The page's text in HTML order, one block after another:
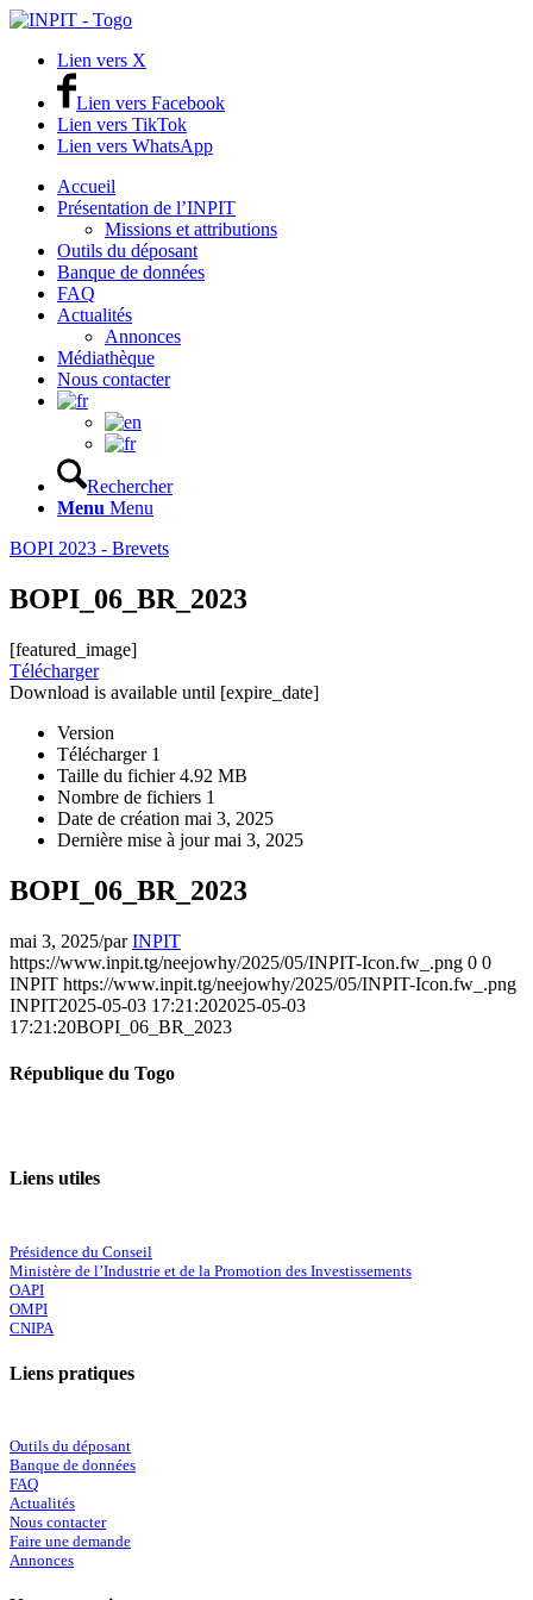
Lien vers X
Lien vers Facebook
Lien vers TikTok
Lien vers WhatsApp
Accueil
Présentation de l’INPIT
Missions et attributions
Outils du déposant
Banque de données
FAQ
Actualités
Annonces
Médiathèque
Nous contacter
Rechercher
Menu Menu
BOPI 2023 - Brevets
BOPI_06_BR_2023
[featured_image]
Télécharger
Download is available until [expire_date]
Version
Télécharger 1
Taille du fichier4.92 MB
Nombre de fichiers 1
Date de création mai 3, 2025
Dernière mise à jourmai 3, 2025
BOPI_06_BR_2023
mai 3, 2025/parINPIT
https://www.inpit.tg/neejowhy/2025/05/INPIT-Icon.fw_.png 0 0
INPIT https://www.inpit.tg/neejowhy/2025/05/INPIT-Icon.fw_.png
INPIT2025-05-03 17:21:202025-05-03
17:21:20BOPI_06_BR_2023
République du Togo
Liens utiles
Présidence du Conseil
Ministère de l’Industrie et de la Promotion des Investissements
OAPI
OMPI
CNIPA
Liens pratiques
Outils du déposant
Banque de données
FAQ
Actualités
Nous contacter
Faire une demande
Annonces